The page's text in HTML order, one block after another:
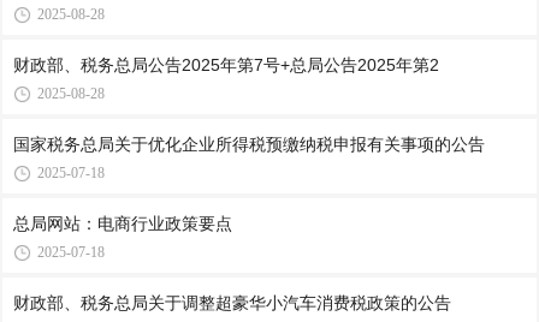
2025-08-28
财政部、税务总局公告2025年第7号+总局公告2025年第2
2025-08-28
国家税务总局关于优化企业所得税预缴纳税申报有关事项的公告
2025-07-18
总局网站：电商行业政策要点
2025-07-18
财政部、税务总局关于调整超豪华小汽车消费税政策的公告